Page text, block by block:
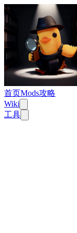
首页Mods攻略
Wiki
工具